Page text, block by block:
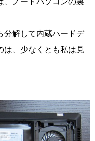
分解して内蔵ハードデ
は、少なくとも私は見